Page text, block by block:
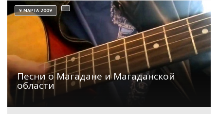
Песни о Магадане и Магаданской
области
9 МАРТА 2009